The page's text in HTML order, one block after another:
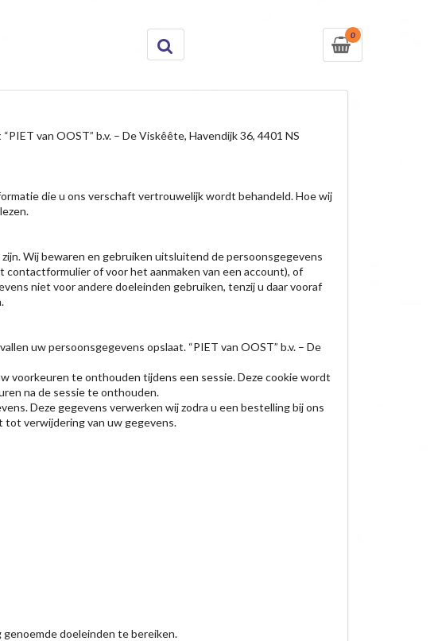
0
van OOST” b.v. – De Viskêête, Havendijk 36, 4401 NS
die u ons verschaft vertrouwelijk wordt behandeld. Hoe wij
Wij bewaren en gebruiken uitsluitend de persoonsgegevens
of voor het aanmaken van een account), of
niet voor andere doeleinden gebruiken, tenzij u daar vooraf
uw persoonsgegevens opslaat. “PIET van OOST” b.v. – De
voorkeuren te onthouden tijdens een sessie. Deze cookie wordt
na de sessie te onthouden.
Deze gegevens verwerken wij zodra u een bestelling bij ons
tot verwijdering van uw gegevens.
genoemde doeleinden te bereiken.